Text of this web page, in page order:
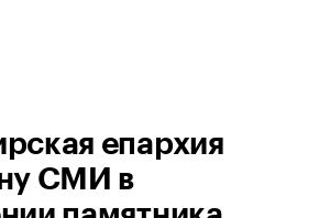
епархия
СМИ в